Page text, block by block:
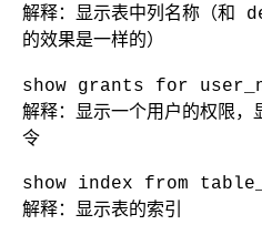
解释：显示表中列名称（
的效果是一样的）
show grants for
解释：显示一个用户的权限
令
show index from
解释：显示表的索引